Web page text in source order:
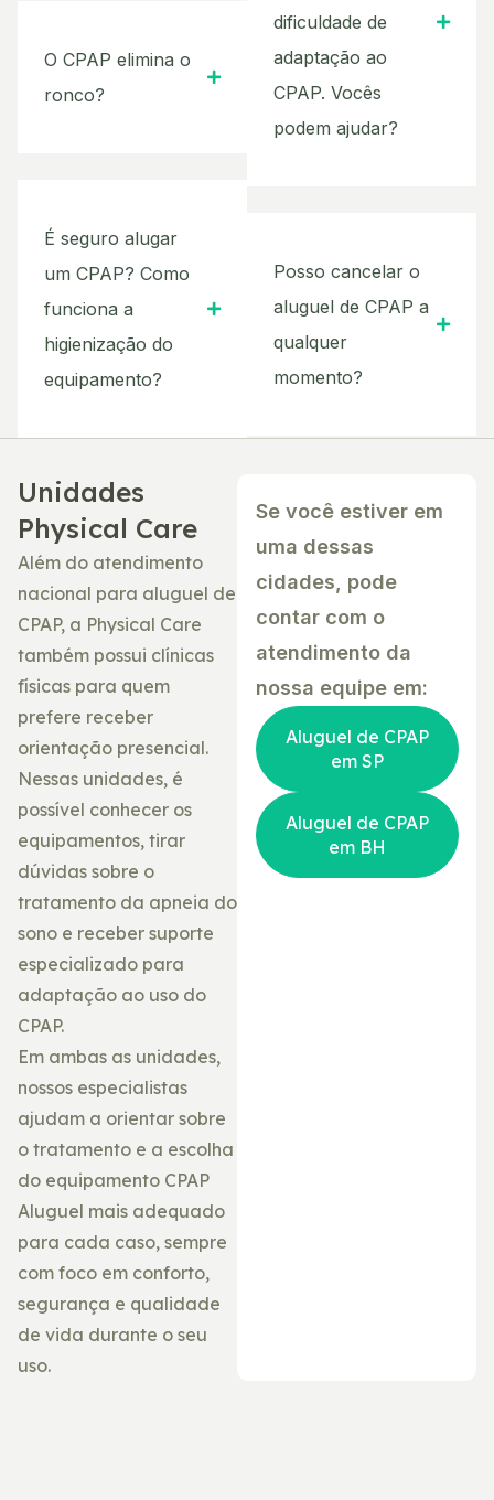
O CPAP elimina o
ronco?
É seguro alugar
um CPAP? Como
funciona a
higienização do
equipamento?
dificuldade de
adaptação ao
CPAP. Vocês
podem ajudar?
Posso cancelar o
aluguel de CPAP a
qualquer
momento?
Unidades
Physical Care
Além do atendimento
nacional para aluguel de
CPAP, a Physical Care
também possui clínicas
físicas para quem
prefere receber
orientação presencial.
Nessas unidades, é
possível conhecer os
equipamentos, tirar
dúvidas sobre o
tratamento da apneia do
sono e receber suporte
especializado para
adaptação ao uso do
CPAP.
Em ambas as unidades,
nossos especialistas
ajudam a orientar sobre
o tratamento e a escolha
do equipamento CPAP
Aluguel mais adequado
para cada caso, sempre
com foco em conforto,
segurança e qualidade
de vida durante o seu
uso.
Se você estiver em
uma dessas
cidades, pode
contar com o
atendimento da
nossa equipe em:
Aluguel de CPAP
em SP
Aluguel de CPAP
em BH